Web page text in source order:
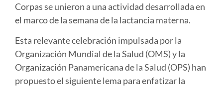
Corpas se unieron a una actividad desarrollada en
el marco de la semana de la lactancia materna.
Esta relevante celebración impulsada por la
Organización Mundial de la Salud (OMS) y la
Organización Panamericana de la Salud (OPS) han
propuesto el siguiente lema para enfatizar la